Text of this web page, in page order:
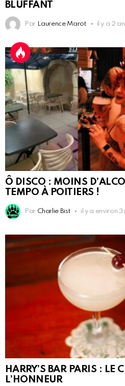
BLUFFANT
Par Laurence Marot il y a 2
Ô DISCO : MOINS
TEMPO À POITIERS !
Par Charlie Bist il y a environ 3
HARRY’S BAR PARIS : LE
L’HONNEUR